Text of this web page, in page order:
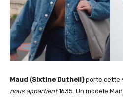
Maud (Sixtine Dutheil)porte cette
nous appartient1635. Un modèle